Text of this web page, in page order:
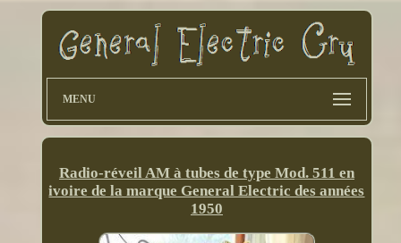
MENU
Radio-réveil AM à tubes de type Mod. 511 en
ivoire de la marque General Electric des années
1950